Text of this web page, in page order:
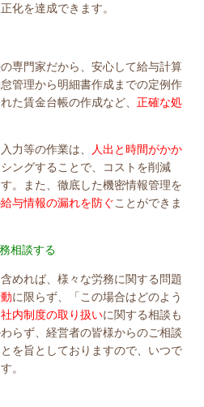
化を達成できます。
専門家だから、安心して給与計算
管理から明細書作成までの定例作
た賃金台帳の作成など、 正確な処
力等の作業は、
人出と時間がかか
ングすることで、コストを削減
。また、徹底した機密情報管理を
与情報の漏れを防ぐことができま
相談する
めれば、様々な労務に関する問題
に限らず、「この場合はどのよう
社内制度の取り扱いに関する相談も
らず、経営者の皆様からのご相談
を旨としておりますので、いつで
。